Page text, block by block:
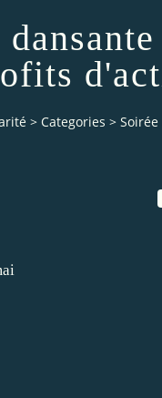
> Categories >